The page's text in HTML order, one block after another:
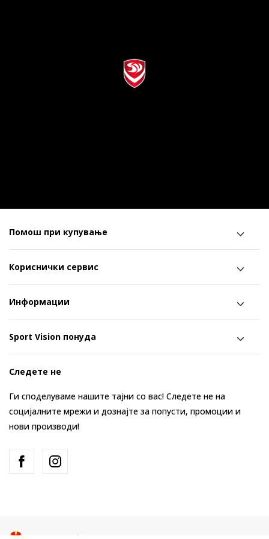
Помош при купување
Кориснички сервис
Информации
Sport Vision понуда
Следете не
Ги споделуваме нашите тајни со вас! Следете не на
социјалните мрежи и дознајте за попусти, промоции и
нови производи!